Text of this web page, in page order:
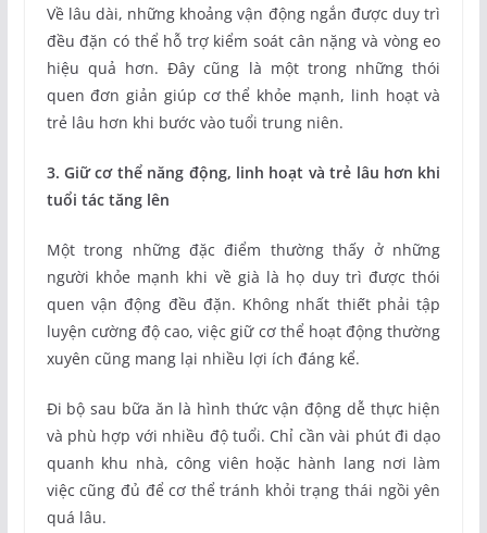
Về lâu dài, những khoảng vận động ngắn được duy trì
đều đặn có thể hỗ trợ kiểm soát cân nặng và vòng eo
hiệu quả hơn. Đây cũng là một trong những thói
quen đơn giản giúp cơ thể khỏe mạnh, linh hoạt và
trẻ lâu hơn khi bước vào tuổi trung niên.
3. Giữ cơ thể năng động, linh hoạt và trẻ lâu hơn khi
tuổi tác tăng lên
Một trong những đặc điểm thường thấy ở những
người khỏe mạnh khi về già là họ duy trì được thói
quen vận động đều đặn. Không nhất thiết phải tập
luyện cường độ cao, việc giữ cơ thể hoạt động thường
xuyên cũng mang lại nhiều lợi ích đáng kể.
Đi bộ sau bữa ăn là hình thức vận động dễ thực hiện
và phù hợp với nhiều độ tuổi. Chỉ cần vài phút đi dạo
quanh khu nhà, công viên hoặc hành lang nơi làm
việc cũng đủ để cơ thể tránh khỏi trạng thái ngồi yên
quá lâu.